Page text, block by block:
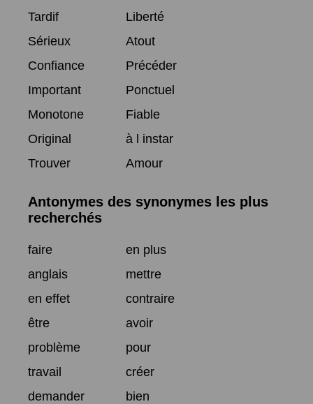
Tardif
Liberté
Sérieux
Atout
Confiance
Précéder
Important
Ponctuel
Monotone
Fiable
Original
à l instar
Trouver
Amour
Antonymes des synonymes les plus
recherchés
faire
en plus
anglais
mettre
en effet
contraire
être
avoir
problème
pour
travail
créer
demander
bien